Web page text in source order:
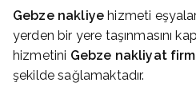
Gebze nakliye hizmeti
yerden bir yere taşınmasını
hizmetini Gebze nakliyat
şekilde sağlamaktadır.